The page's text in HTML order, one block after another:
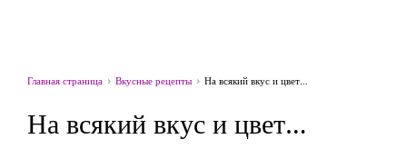
Главная страница Вкусные рецепты На всякий вкус и цвет…
На всякий вкус и цвет…